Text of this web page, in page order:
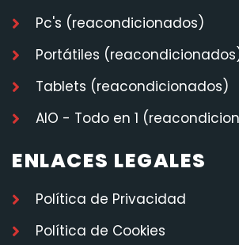
Pc's (reacondicionados)
Portátiles
Tablets (reacondicionados)
AIO - Todo en 1
ENLACES LEGALES
Política de Privacidad
Política de Cookies